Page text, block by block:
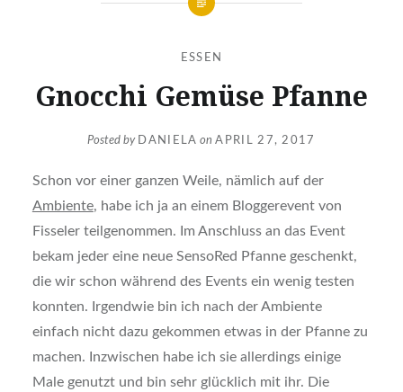
ESSEN
Gnocchi Gemüse Pfanne
Posted by DANIELA onAPRIL 27, 2017
Schon vor einer ganzen Weile, nämlich auf der
Ambiente, habe ich ja an einem Bloggerevent von
Fisseler teilgenommen. Im Anschluss an das Event
bekam jeder eine neue SensoRed Pfanne geschenkt,
die wir schon während des Events ein wenig testen
konnten. Irgendwie bin ich nach der Ambiente
einfach nicht dazu gekommen etwas in der Pfanne zu
machen. Inzwischen habe ich sie allerdings einige
Male genutzt und bin sehr glücklich mit ihr. Die